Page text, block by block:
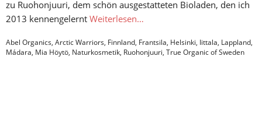
zu Ruohonjuuri, dem schön ausgestatteten Bioladen, den ich
2013 kennengelernt Weiterlesen…
Abel Organics, Arctic Warriors, Finnland, Frantsila, Helsinki, Iittala, Lappland,
Mádara, Mia Höytö, Naturkosmetik, Ruohonjuuri, True Organic of Sweden